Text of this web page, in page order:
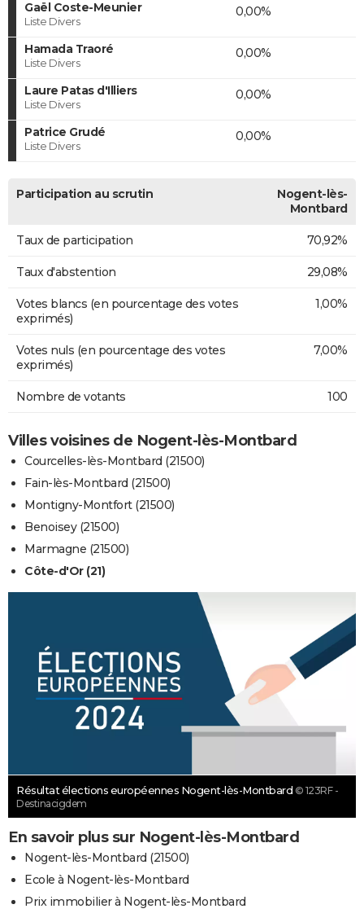
Gaël Coste-Meunier
Liste Divers
0,00%
Hamada Traoré
Liste Divers
0,00%
Laure Patas d'Illiers
Liste Divers
0,00%
Patrice Grudé
Liste Divers
0,00%
Participation au scrutin
Nogent-lès-
Montbard
Taux de participation 70,92%
Taux d'abstention 29,08%
Votes blancs (en pourcentage des votes
exprimés)
1,00%
Votes nuls (en pourcentage des votes
exprimés)
7,00%
Nombre de votants 100
Villes voisines de Nogent-lès-Montbard
Courcelles-lès-Montbard (21500)
Fain-lès-Montbard (21500)
Montigny-Montfort (21500)
Benoisey (21500)
Marmagne (21500)
Côte-d'Or (21)
Résultat élections européennes Nogent-lès-Montbard © 123RF -
Destinacigdem
En savoir plus sur Nogent-lès-Montbard
Nogent-lès-Montbard (21500)
Ecole à Nogent-lès-Montbard
Prix immobilier à Nogent-lès-Montbard